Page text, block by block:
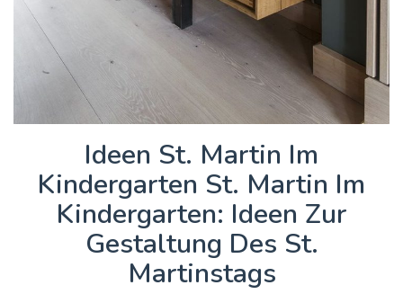
Ideen St. Martin Im
Kindergarten St. Martin Im
Kindergarten: Ideen Zur
Gestaltung Des St.
Martinstags